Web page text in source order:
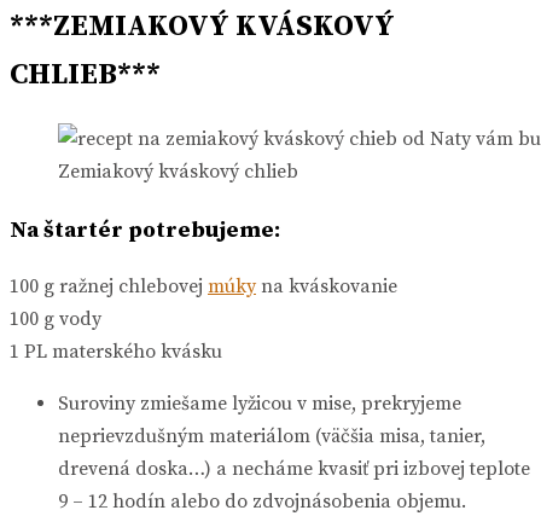
***ZEMIAKOVÝ KVÁSKOVÝ
CHLIEB***
Zemiakový kváskový chlieb
Na štartér potrebujeme:
100 g ražnej chlebovej múkyna kváskovanie
100 g vody
1 PL materského kvásku
Suroviny zmiešame lyžicou v mise, prekryjeme
neprievzdušným materiálom (väčšia misa, tanier,
drevená doska…) a necháme kvasiť pri izbovej teplote
9 – 12 hodín alebo do zdvojnásobenia objemu.